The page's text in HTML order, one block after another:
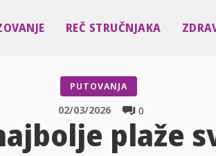
REČ STRUČNJAKA
PUTOVANJA
0
02/03/2026
plaže